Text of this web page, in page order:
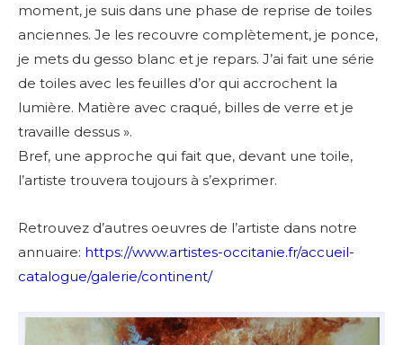
moment, je suis dans une phase de reprise de toiles
anciennes. Je les recouvre complètement, je ponce,
je mets du gesso blanc et je repars. J’ai fait une série
de toiles avec les feuilles d’or qui accrochent la
lumière. Matière avec craqué, billes de verre et je
travaille dessus ».
Bref, une approche qui fait que, devant une toile,
l’artiste trouvera toujours à s’exprimer.
Retrouvez d’autres oeuvres de l’artiste dans notre
annuaire: https://www.artistes-occitanie.fr/accueil-
catalogue/galerie/continent/